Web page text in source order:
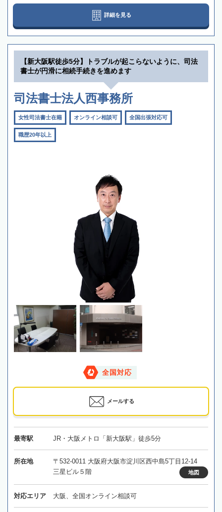
詳細を見る
【新大阪駅徒歩5分】トラブルが起こらないように、司法
書士が円滑に相続手続きを進めます
司法書士法人西事務所
女性司法書士在籍 オンライン相談可 全国出張対応可
職歴20年以上
全国対応
メールする
最寄駅 JR・大阪メトロ「新大阪駅」徒歩5分
所在地
〒532-0011 大阪府大阪市淀川区西中島5丁目12-14
三星ビル５階
地図
対応エリア 大阪、全国オンライン相談可